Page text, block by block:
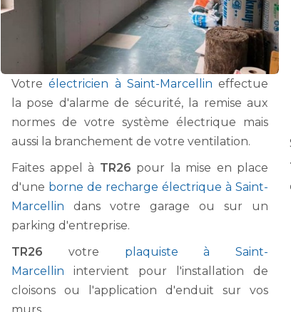
Votreélectricien à Saint-Marcellin effectue
la pose d'alarme de sécurité, la remise aux
normes de votre système électrique mais
aussi la branchement de votre ventilation.
Faites appel à TR26 pour la mise en place
d'une borne de recharge électrique à Saint-
Marcellin dans votre garage ou sur un
parking d'entreprise.
TR26 votre plaquiste à Saint-
Marcellin intervient pour l'installation de
cloisons ou l'application d'enduit sur vos